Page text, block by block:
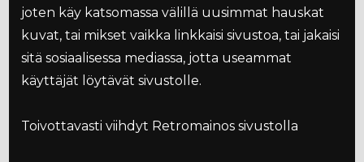
joten käy katsomassa välillä uusimmat hauskat
kuvat, tai mikset vaikka linkkaisi sivustoa, tai jakaisi
sitä sosiaalisessa mediassa, jotta useammat
käyttäjät löytävät sivustolle.
Toivottavasti viihdyt Retromainos sivustolla